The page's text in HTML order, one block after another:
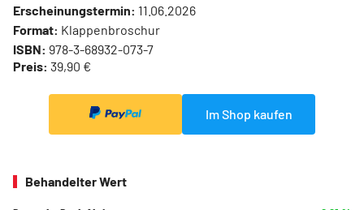
Erscheinungstermin: 11.06.2026
Format: Klappenbroschur
ISBN: 978-3-68932-073-7
Preis: 39,90 €
Im Shop kaufen
Behandelter Wert